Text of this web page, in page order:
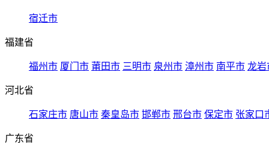
宿迁市
福建省
福州市 厦门市 莆田市 三明市 泉州市 漳州市 南平市 龙岩
河北省
石家庄市 唐山市 秦皇岛市 邯郸市 邢台市 保定市 张家口
广东省